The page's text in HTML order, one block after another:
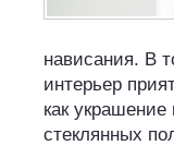
нависания. В
интерьер
как украшение
стеклянных